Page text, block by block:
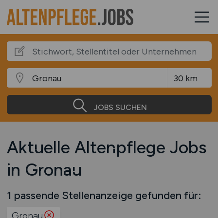
JOBS SUCHEN
Aktuelle Altenpflege Jobs
in Gronau
1 passende Stellenanzeige gefunden für:
Gronau